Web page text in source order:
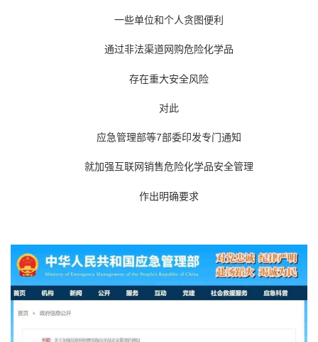
一些单位和个人贪图便利
通过非法渠道网购危险化学品
存在重大安全风险
对此
应急管理部等7部委印发专门通知
就加强互联网销售危险化学品安全管理
作出明确要求